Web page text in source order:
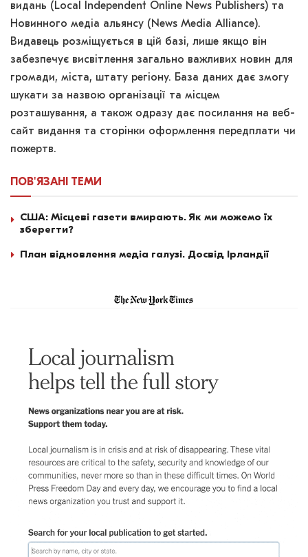
видань (Local Independent Online News Publishers) та
Новинного медіа альянсу (News Media Alliance).
Видавець розміщується в цій базі, лише якщо він
забезпечує висвітлення загально важливих новин для
громади, міста, штату регіону. База даних дає змогу
шукати за назвою організації та місцем
розташування, а також одразу дає посилання на веб-
сайт видання та сторінки оформлення передплати чи
пожертв.
ПОВ'ЯЗАНІ ТЕМИ
США: Місцеві газети вмирають. Як ми можемо їх
зберегти?
План відновлення медіа галузі. Досвід Ірландії